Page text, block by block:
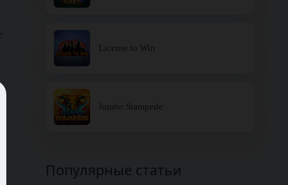
License to Win
Jumbo Stampede
Популярные статьи